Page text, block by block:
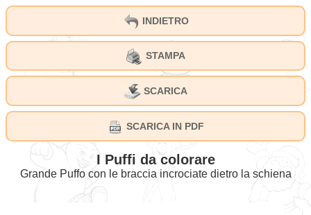
INDIETRO
STAMPA
SCARICA
SCARICA IN PDF
I Puffi da colorare
Grande Puffo con le braccia incrociate dietro la schiena